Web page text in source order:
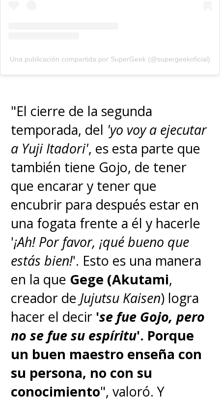
Una publicación compartida por SuperGeek (@supergeekoficial)
"El cierre de la segunda
temporada, del 'yo voy a ejecutar
a Yuji Itadori', es esta parte que
también tiene Gojo, de tener
que encarar y tener que
encubrir para después estar en
una fogata frente a él y hacerle
'¡Ah! Por favor, ¡qué bueno que
estás bien!'. Esto es una manera
en la que Gege (Akutami,
creador de Jujutsu Kaisen) logra
hacer el decir 'se fue Gojo, pero
no se fue su espíritu'. Porque
un buen maestro enseña con
su persona, no con su
conocimiento", valoró. Y